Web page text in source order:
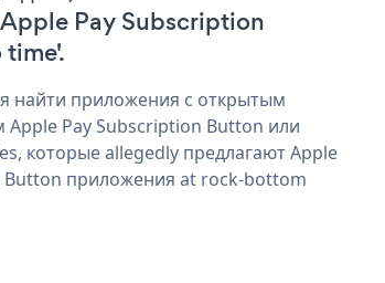
Apple Pay Subscription
найти приложения с открытым
Apple Pay Subscription Button или
которые allegedly предлагают Apple
Button приложения at rock-bottom